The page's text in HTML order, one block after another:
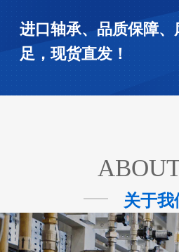
进口轴承、品质保障、
足，现货直发！
关于我